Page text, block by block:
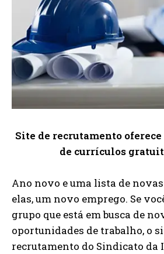
Site de recrutamento
de currículos
Ano novo e uma lista de
elas, um novo emprego. Se
grupo que está em busca de
oportunidades de trabalho, o
recrutamento do Sindicato da